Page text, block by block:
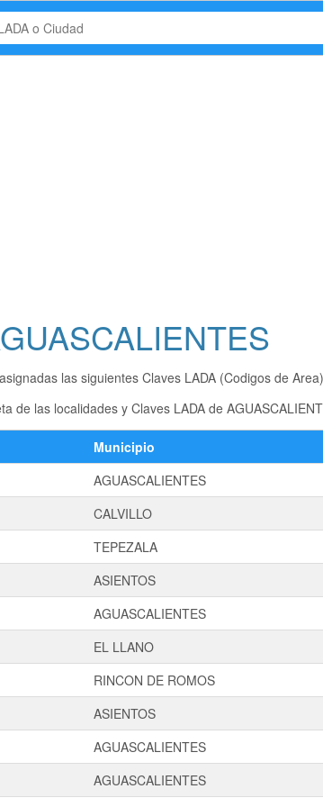
las siguientes Claves LADA (Codigos de Area)
de las localidades y Claves LADA de
Municipio
AGUASCALIENTES
CALVILLO
TEPEZALA
ASIENTOS
AGUASCALIENTES
EL LLANO
RINCON DE ROMOS
ASIENTOS
AGUASCALIENTES
AGUASCALIENTES